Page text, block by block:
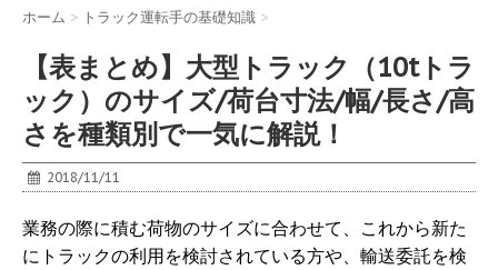
ホーム > トラック運転手の基礎知識 >
【表まとめ】大型トラック（10tトラ
ック）のサイズ/荷台寸法/幅/長さ/高
さを種類別で一気に解説！
2018/11/11
業務の際に積む荷物のサイズに合わせて、これから新た
にトラックの利用を検討されている方や、輸送委託を検